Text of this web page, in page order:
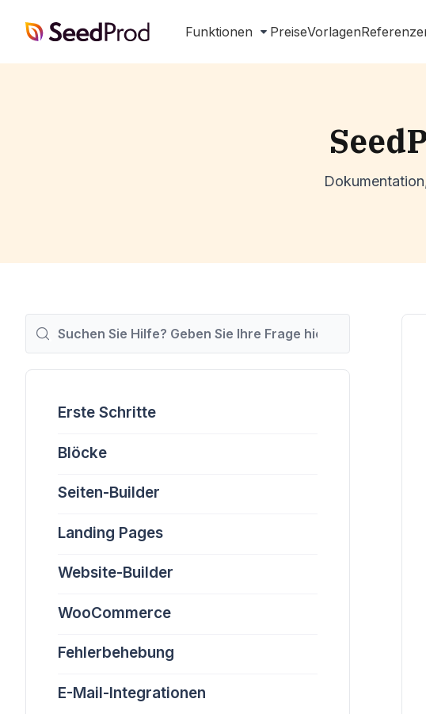
SeedProd Funktionen PreiseVorlagen
nach
Erste Schritte
Blöcke
Seiten-Builder
Landing Pages
Website-Builder
WooCommerce
Fehlerbehebung
E-Mail-Integrationen